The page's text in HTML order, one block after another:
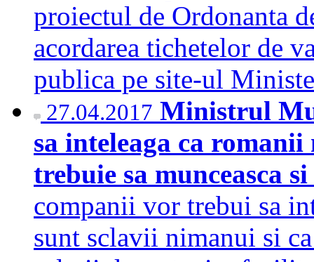
proiectul de Ordonanta
acordarea tichetelor de
publica pe site-ul
27.04.2017 Ministrul
sa inteleaga ca
trebuie sa munceasca
companii vor trebui sa
sunt sclavii nimanui si